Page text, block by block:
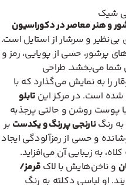
شیک
و هنر معاصر در دکوراسیون
بی‌نظیر و سرشار از استایل است.
پرشور، حسی از پویایی، رمز و
شما می‌بخشد. طراحی
را به نمایش می‌گذارد که با
است. در مرکز اینتابلو
با پوست روشن و حالتی پرجذبه
رنگنارنجی پررنگ و یکدست بر
و حسی از رمزآلودگی ایجاد
کلاه، به زیبایی آن می‌افزاید.
و ناخن‌هایش با لاک قرمز/
او لباسی دکلته به رنگ